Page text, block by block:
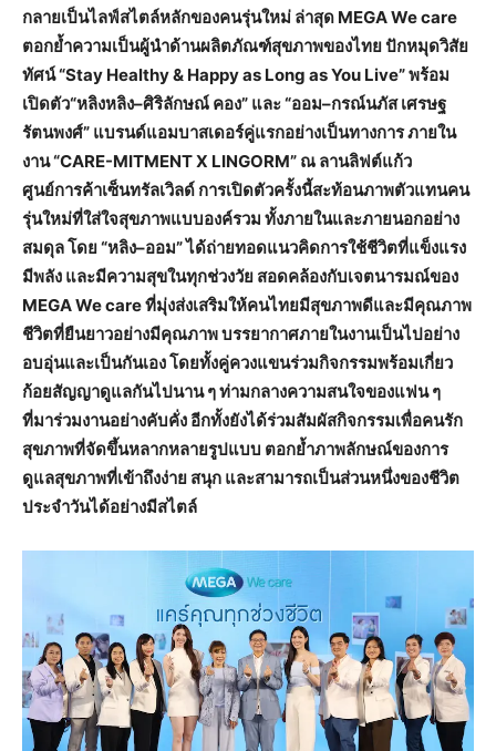
กลายเป็นไลฟ์สไตล์หลักของคนรุ่นใหม่ ล่าสุด MEGA We care
ตอกย้ำความเป็นผู้นำด้านผลิตภัณฑ์สุขภาพของไทย ปักหมุดวิสัย
ทัศน์ “Stay Healthy & Happy as Long as You Live” พร้อม
เปิดตัว“หลิงหลิง–ศิริลักษณ์ คอง” และ “ออม–กรณ์นภัส เศรษฐ
รัตนพงศ์” แบรนด์แอมบาสเดอร์คู่แรกอย่างเป็นทางการ ภายใน
งาน “CARE-MITMENT X LINGORM” ณ ลานลิฟต์แก้ว
ศูนย์การค้าเซ็นทรัลเวิลด์ การเปิดตัวครั้งนี้สะท้อนภาพตัวแทนคน
รุ่นใหม่ที่ใส่ใจสุขภาพแบบองค์รวม ทั้งภายในและภายนอกอย่าง
สมดุล โดย “หลิง–ออม” ได้ถ่ายทอดแนวคิดการใช้ชีวิตที่แข็งแรง
มีพลัง และมีความสุขในทุกช่วงวัย สอดคล้องกับเจตนารมณ์ของ
MEGA We care ที่มุ่งส่งเสริมให้คนไทยมีสุขภาพดีและมีคุณภาพ
ชีวิตที่ยืนยาวอย่างมีคุณภาพ บรรยากาศภายในงานเป็นไปอย่าง
อบอุ่นและเป็นกันเอง โดยทั้งคู่ควงแขนร่วมกิจกรรมพร้อมเกี่ยว
ก้อยสัญญาดูแลกันไปนาน ๆ ท่ามกลางความสนใจของแฟน ๆ
ที่มาร่วมงานอย่างคับคั่ง อีกทั้งยังได้ร่วมสัมผัสกิจกรรมเพื่อคนรัก
สุขภาพที่จัดขึ้นหลากหลายรูปแบบ ตอกย้ำภาพลักษณ์ของการ
ดูแลสุขภาพที่เข้าถึงง่าย สนุก และสามารถเป็นส่วนหนึ่งของชีวิต
ประจำวันได้อย่างมีสไตล์